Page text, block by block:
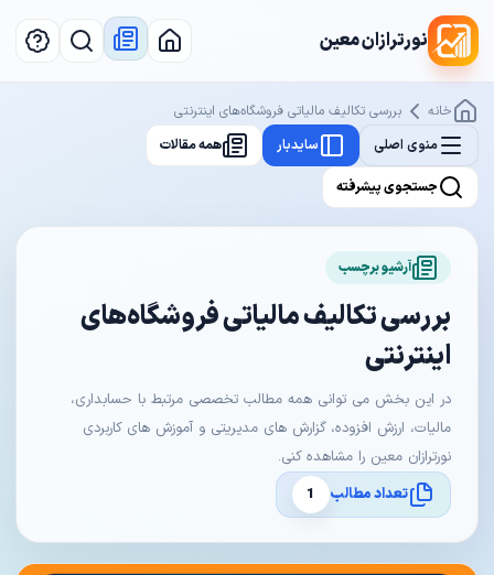
نورترازان معین
خانه
بررسی تکالیف مالیاتی فروشگاه‌های اینترنتی
منوی اصلی
سایدبار همه مقالات
جستجوی پیشرفته
آرشیو برچسب
بررسی تکالیف مالیاتی فروشگاه‌های
اینترنتی
در این بخش می توانی همه مطالب تخصصی مرتبط با حسابداری،
مالیات، ارزش افزوده، گزارش های مدیریتی و آموزش های کاربردی
نورترازان معین را مشاهده کنی.
تعداد مطالب
1